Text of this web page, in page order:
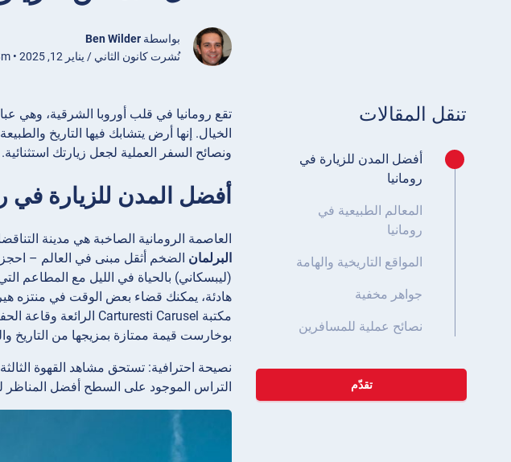
بواسطة Ben Wilder
نُشرت كانون الثاني / يناير 12, 2025 • 8m للقراءة
تنقل المقالات
أفضل المدن للزيارة في
رومانيا
المعالم الطبيعية في
رومانيا
المواقع التاريخية والهامة
جواهر مخفية
نصائح عملية للمسافرين
تقدّم
تقع رومانيا في قلب أوروبا الشرقية، وهي
الخيال. إنها أرض يتشابك فيها التاريخ
ونصائح السفر العملية لجعل زيارتك استثنائية.
أفضل المدن للزيارة في
العاصمة الرومانية الصاخبة هي مدينة
البرلمان الضخم أثقل مبنى في العالم –
(ليبسكاني) بالحياة في الليل مع المطاعم
هادئة، يمكنك قضاء بعض الوقت في منتزه
بوخارست قيمة ممتازة بمزيجها من التاريخ
نصيحة احترافية: تستحق مشاهد القهوة
التراس الموجود على السطح أفضل المناظر